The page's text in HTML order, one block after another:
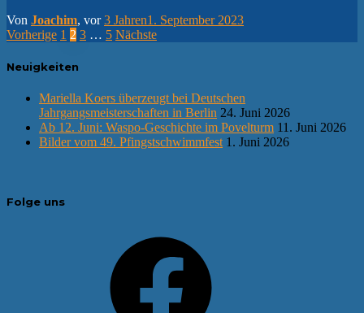
Von Joachim, vor3 Jahren1. September 2023
Seitennummerierung
der
Vorherige 1 2 3 … 5 Nächste
Neuigkeiten
Mariella Koers überzeugt bei Deutschen
Jahrgangsmeisterschaften in Berlin 24. Juni 2026
Ab 12. Juni: Waspo-Geschichte im Povelturm 11. Juni 2026
Bilder vom 49. Pfingstschwimmfest 1. Juni 2026
Folge uns